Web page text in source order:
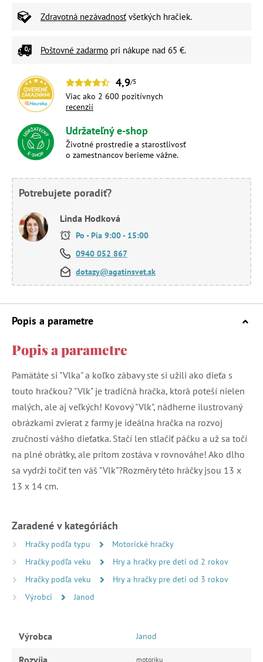
Zdravotná nezávadnosť všetkých hračiek.
Poštovné zadarmo pri nákupe nad 65 €.
4,9/5
Viac ako 2 600 pozitívnych
recenzií
Udržateľný e-shop
Životné prostredie a starostlivosť
o zamestnancov berieme vážne.
Potrebujete poradiť?
Linda Hodková
Po - Pia 9:00 - 15:00
0940 052 867
dotazy@agatinsvet.sk
Popis a parametre
Popis a parametre
Pamätáte si "Vlka" a koľko zábavy ste si užili ako dieťa s
touto hračkou? "Vlk" je tradičná hračka, ktorá poteší nielen
malých, ale aj veľkých! Kovový "Vlk", nádherne ilustrovaný
obrázkami zvierat z farmy je ideálna hračka na rozvoj
zručností vášho dieťatka. Stačí len stlačiť páčku a už sa točí
na plné obrátky, ale pritom zostáva v rovnováhe! Ako dlho
sa vydrží točiť ten váš "Vlk"?Rozměry této hráčky jsou 13 x
13 x 14 cm.
Zaradené v kategóriách
Hračky podľa typu
Motorické hračky
Hračky podľa veku
Hry a hračky pre deti od 2 rokov
Hračky podľa veku
Hry a hračky pre deti od 3 rokov
Výrobci
Janod
Výrobca Janod
motoriku